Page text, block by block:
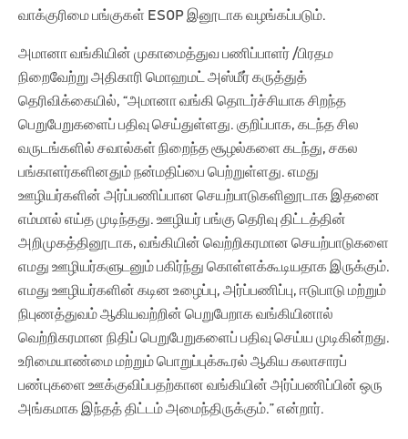
வாக்குரிமை பங்குகள் ESOP இனூடாக வழங்கப்படும்.
அமானா வங்கியின் முகாமைத்துவ பணிப்பாளர் /பிரதம
நிறைவேற்று அதிகாரி மொஹமட் அஸ்மீர் கருத்துத்
தெரிவிக்கையில், “அமானா வங்கி தொடர்ச்சியாக சிறந்த
பெறுபேறுகளைப் பதிவு செய்துள்ளது. குறிப்பாக, கடந்த சில
வருடங்களில் சவால்கள் நிறைந்த சூழல்களை கடந்து, சகல
பங்காளர்களினதும் நன்மதிப்பை பெற்றுள்ளது. எமது
ஊழியர்களின் அர்ப்பணிப்பான செயற்பாடுகளினூடாக இதனை
எம்மால் எய்த முடிந்தது. ஊழியர் பங்கு தெரிவு திட்டத்தின்
அறிமுகத்தினூடாக, வங்கியின் வெற்றிகரமான செயற்பாடுகளை
எமது ஊழியர்களுடனும் பகிர்ந்து கொள்ளக்கூடியதாக இருக்கும்.
எமது ஊழியர்களின் கடின உழைப்பு, அர்ப்பணிப்பு, ஈடுபாடு மற்றும்
நிபுணத்துவம் ஆகியவற்றின் பெறுபேறாக வங்கியினால்
வெற்றிகரமான நிதிப் பெறுபேறுகளைப் பதிவு செய்ய முடிகின்றது.
உரிமையாண்மை மற்றும் பொறுப்புக்கூரல் ஆகிய கலாசாரப்
பண்புகளை ஊக்குவிப்பதற்கான வங்கியின் அர்ப்பணிப்பின் ஒரு
அங்கமாக இந்தத் திட்டம் அமைந்திருக்கும்.” என்றார்.